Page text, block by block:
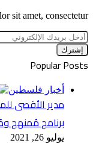
sit amet, consectetur.
أدخل
بريدك
الإلكتروني
Popular Posts
أخبار فلسطين
مدير الأقصى
برنامج مُمنهج
يوليو 26, 2021